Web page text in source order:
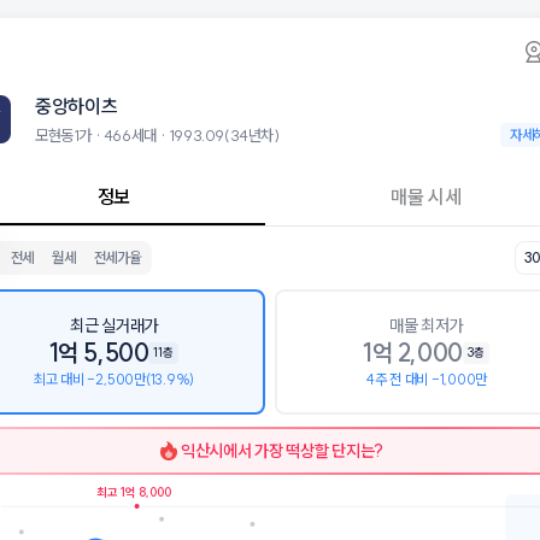
1가 중앙하이츠 아파트 시세·실거래가·2년뒤
츠는 모현동1가에 위치한 466세대 아파트로, 1993.09 입주한 34년차
8월 8일 기준 22평형의 매매 시세는 8.9천, 전세는 8.7천입니다. 30
으로는 이리고현초등학교, 원광여자중학교, 원광여자고등학교가 있습니
의 단지입니다.
중앙하이츠
중앙하이츠
모현동1가 · 466세대 · 1993.09(34년차) 모현
자세
정보 매물 시세
전세 월세 전세가율
최근 실거래가
1억 5,500 11층
최고 대비 -2,500만(13.9%)
매물 최저가
1억 2,000 3층
4주 전 대비 -1,000만
익산시에서 가장 떡상할 단지는?
최고 1억 8,000